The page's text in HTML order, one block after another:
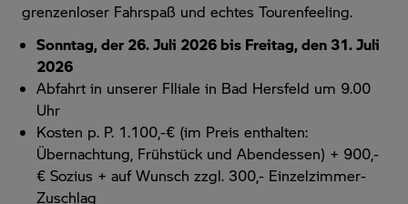
grenzenloser Fahrspaß und echtes Tourenfeeling.
Sonntag, der 26. Juli 2026 bis Freitag, den 31. Juli
2026
Abfahrt in unserer FIliale in Bad Hersfeld um 9.00
Uhr
Kosten p. P. 1.100,-€ (im Preis enthalten:
Übernachtung, Frühstück und Abendessen) + 900,-
€ Sozius + auf Wunsch zzgl. 300,- Einzelzimmer-
Zuschlag